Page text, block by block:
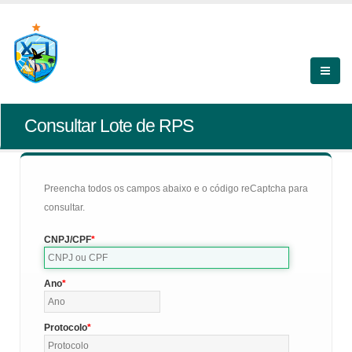
Consultar Lote de RPS
Preencha todos os campos abaixo e o código reCaptcha para
consultar.
CNPJ/CPF
Ano
Protocolo